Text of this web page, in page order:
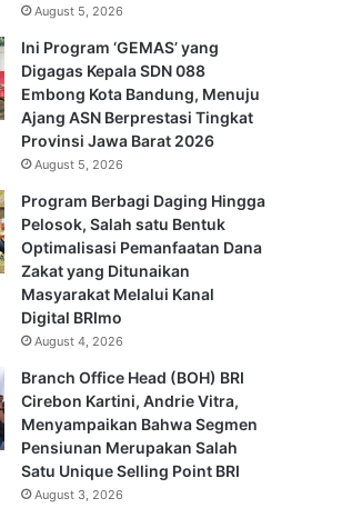
August 5, 2026
Ini Program ‘GEMAS’ yang
Digagas Kepala SDN 088
Embong Kota Bandung, Menuju
Ajang ASN Berprestasi Tingkat
Provinsi Jawa Barat 2026
August 5, 2026
Program Berbagi Daging Hingga
Pelosok, Salah satu Bentuk
Optimalisasi Pemanfaatan Dana
Zakat yang Ditunaikan
Masyarakat Melalui Kanal
Digital BRImo
August 4, 2026
Branch Office Head (BOH) BRI
Cirebon Kartini, Andrie Vitra,
Menyampaikan Bahwa Segmen
Pensiunan Merupakan Salah
Satu Unique Selling Point BRI
August 3, 2026